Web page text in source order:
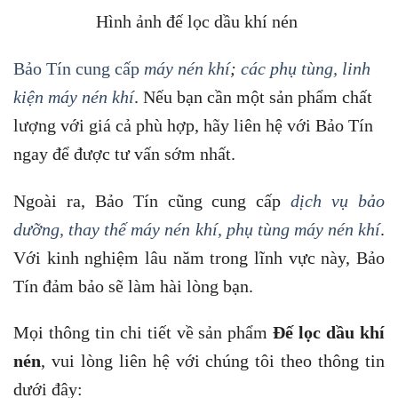
Hình ảnh đế lọc dầu khí nén
Bảo Tín cung cấp máy nén khí; các phụ tùng, linh
kiện máy nén khí. Nếu bạn cần một sản phẩm chất
lượng với giá cả phù hợp, hãy liên hệ với Bảo Tín
ngay để được tư vấn sớm nhất.
Ngoài ra, Bảo Tín cũng cung cấpdịch vụ bảo
dưỡng, thay thế máy nén khí, phụ tùng máy nén khí.
Với kinh nghiệm lâu năm trong lĩnh vực này, Bảo
Tín đảm bảo sẽ làm hài lòng bạn.
Mọi thông tin chi tiết về sản phẩmĐế lọc dầu khí
nén, vui lòng liên hệ với chúng tôi theo thông tin
dưới đây: